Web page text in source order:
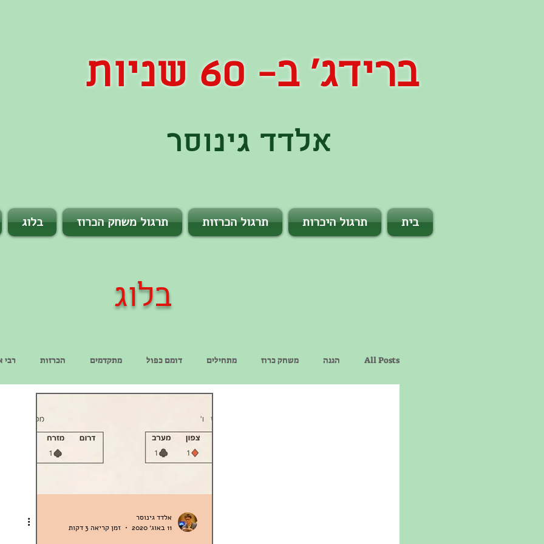
ברידג' ב- 60 שניות
אלדד גינוסר
בית תרגול היכרות תרגול הכרזות תרגול משחק הכרוז בלוג
בלוג
All Posts הגנה משחק כרוז מתחילים דומם כפול מתקדמים הכרזות רבי
אלדד גינוסר
11 באוג׳ 2020
זמן קריאה 3 דקות